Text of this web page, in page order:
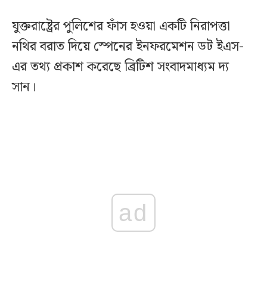
যুক্তরাষ্ট্রের পুলিশের ফাঁস হওয়া একটি নিরাপত্তা
নথির বরাত দিয়ে স্পেনের ইনফরমেশন ডট ইএস-
এর তথ্য প্রকাশ করেছে ব্রিটিশ সংবাদমাধ্যম দ্য
সান।
ad